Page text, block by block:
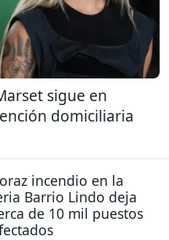
sigue en
domiciliaria
incendio en la
Barrio Lindo deja
de 10 mil puestos